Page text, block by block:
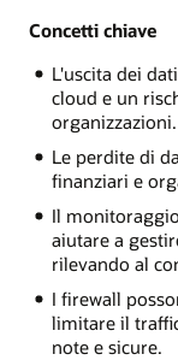
Concetti chiave
L'uscita dei
cloud e un
organizzazioni.
Le perdite di
finanziari e
Il
aiutare a
rilevando al
I firewall
limitare il
note e sicure.